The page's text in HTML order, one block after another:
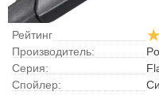
Рейтинг
Производитель:
Серия:
Спойлер: